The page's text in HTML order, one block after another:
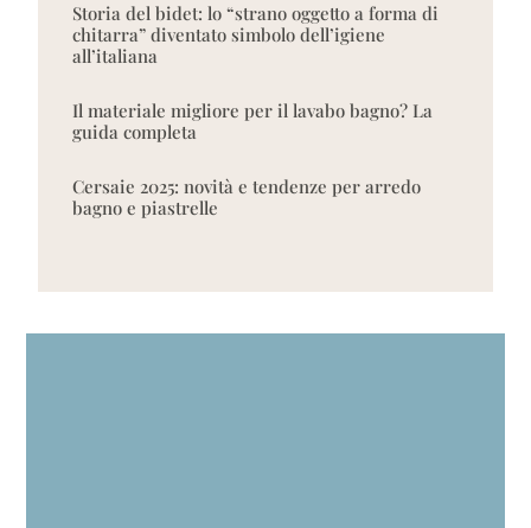
Storia del bidet: lo “strano oggetto a forma di
chitarra” diventato simbolo dell’igiene
all’italiana
Il materiale migliore per il lavabo bagno? La
guida completa
Cersaie 2025: novità e tendenze per arredo
bagno e piastrelle